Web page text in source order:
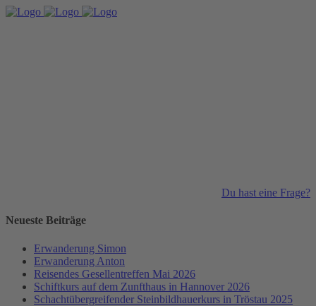
Du hast eine Frage?
Neueste Beiträge
Erwanderung Simon
Erwanderung Anton
Reisendes Gesellentreffen Mai 2026
Schiftkurs auf dem Zunfthaus in Hannover 2026
Schachtübergreifender Steinbildhauerkurs in Tröstau 2025